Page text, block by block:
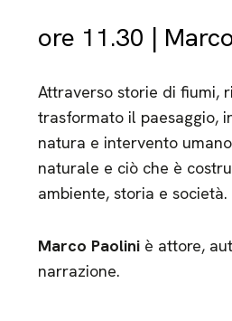
ore 11.30 |
Attraverso storie di fiumi,
trasformato il paesaggio,
natura e intervento
naturale e ciò che è
ambiente, storia e società.
Marco Paolini è attore,
narrazione.